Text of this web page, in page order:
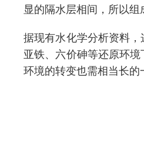
显的隔水层相间，所以
据现有水化学分析资料
亚铁、六价砷等还原环
环境的转变也需相当长的